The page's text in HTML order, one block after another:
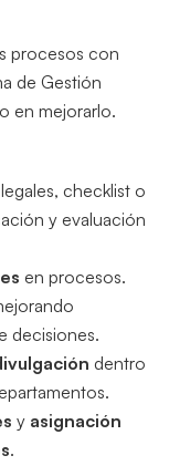
procesos con
de Gestión
en mejorarlo.
checklist o
y evaluación
en procesos.
decisiones.
dentro
y asignación
.